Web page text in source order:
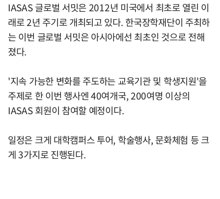
IASAS 글로벌 서밋은 2012년 미국에서 최초로 열린 이
래로 2년 주기로 개최되고 있다. 한국장학재단이 주최하
는 이번 글로벌 서밋은 아시아에선 최초인 것으로 전해
졌다.
'지속 가능한 변화를 주도하는 교육기관 및 학생지원'을
주제로 한 이번 행사엔 40여개국, 200여명 이상의
IASAS 회원이 참여할 예정이다.
일정은 크게 대학캠퍼스 투어, 학술행사, 문화체험 등 크
게 3가지로 진행된다.